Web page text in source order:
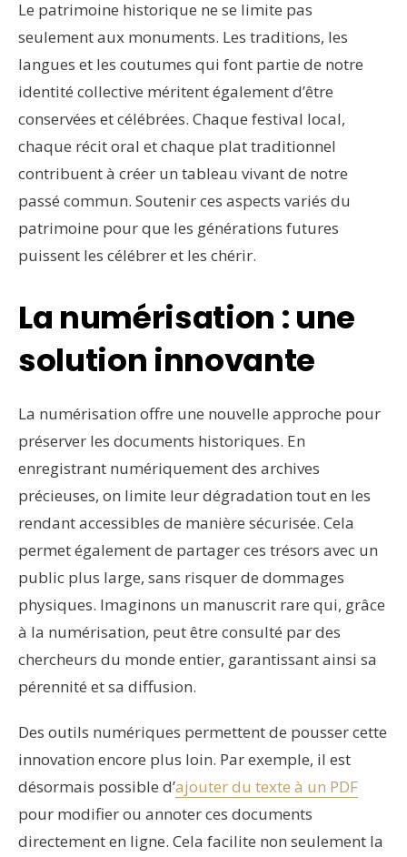
Le patrimoine historique ne se limite pas
seulement aux monuments. Les traditions, les
langues et les coutumes qui font partie de notre
identité collective méritent également d’être
conservées et célébrées. Chaque festival local,
chaque récit oral et chaque plat traditionnel
contribuent à créer un tableau vivant de notre
passé commun. Soutenir ces aspects variés du
patrimoine pour que les générations futures
puissent les célébrer et les chérir.
La numérisation : une
solution innovante
La numérisation offre une nouvelle approche pour
préserver les documents historiques. En
enregistrant numériquement des archives
précieuses, on limite leur dégradation tout en les
rendant accessibles de manière sécurisée. Cela
permet également de partager ces trésors avec un
public plus large, sans risquer de dommages
physiques. Imaginons un manuscrit rare qui, grâce
à la numérisation, peut être consulté par des
chercheurs du monde entier, garantissant ainsi sa
pérennité et sa diffusion.
Des outils numériques permettent de pousser cette
innovation encore plus loin. Par exemple, il est
désormais possible d’ajouter du texte à un PDF
pour modifier ou annoter ces documents
directement en ligne. Cela facilite non seulement la